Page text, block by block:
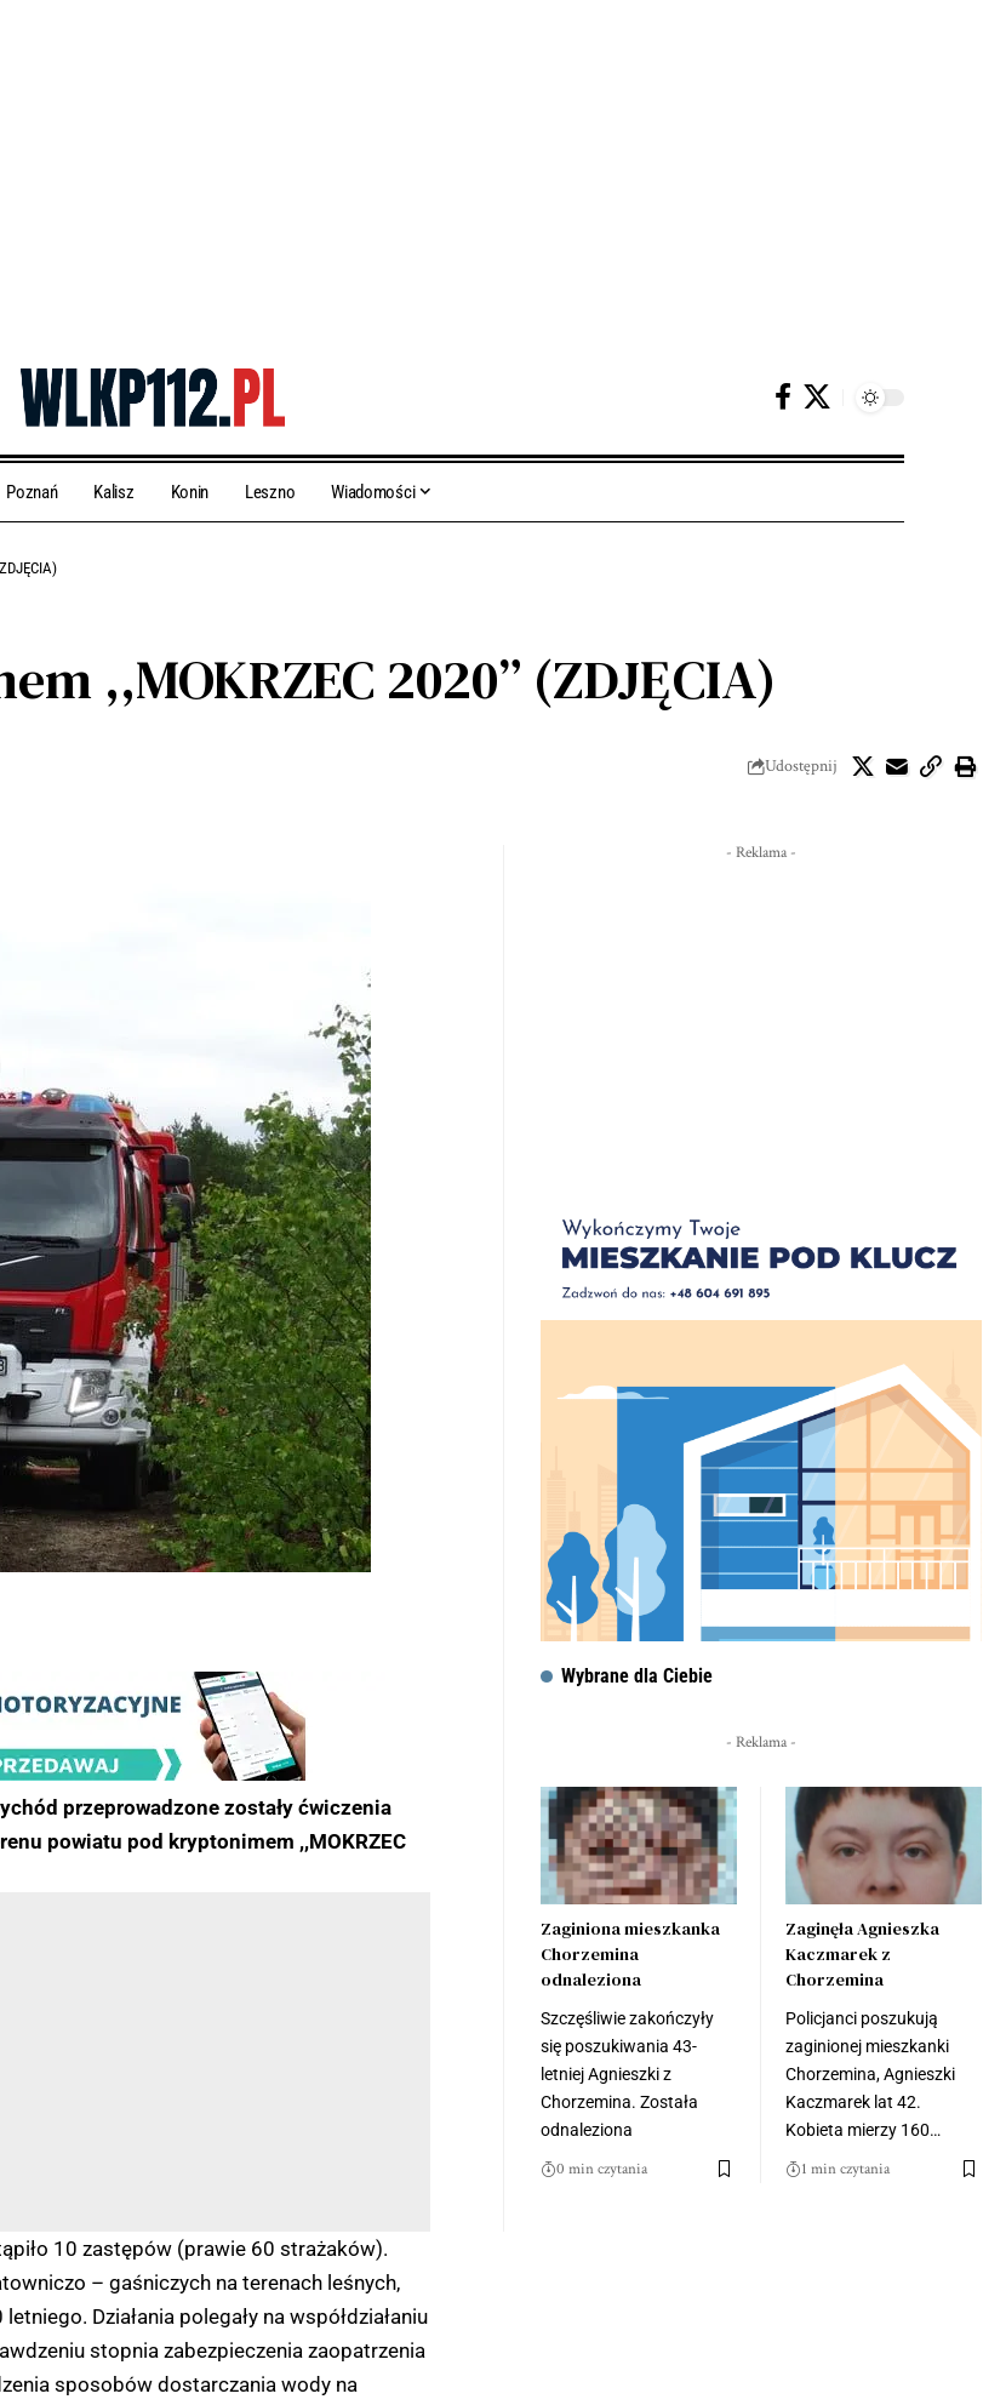
Poznań Kalisz Konin Leszno Wiadomości
,,MOKRZEC 2020” (ZDJĘCIA)
Udostępnij
przeprowadzone zostały ćwiczenia
powiatu pod kryptonimem ,,MOKRZEC
10 zastępów (prawie 60 strażaków).
– gaśniczych na terenach leśnych,
Działania polegały na współdziałaniu
stopnia zabezpieczenia zaopatrzenia
sposobów dostarczania wody na
- Reklama -
Wybrane dla Ciebie
- Reklama -
Zaginiona mieszkanka
Chorzemina
odnaleziona
Szczęśliwie zakończyły
się poszukiwania 43-
letniej Agnieszki z
Chorzemina. Została
odnaleziona
0 min czytania
Zaginęła Agnieszka
Kaczmarek z
Chorzemina
Policjanci poszukują
zaginionej mieszkanki
Chorzemina, Agnieszki
Kaczmarek lat 42.
Kobieta mierzy 160…
1 min czytania